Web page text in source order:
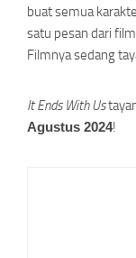
buat semua
satu pesan dari
Filmnya sedang
It Ends With Us
Agustus 2024!